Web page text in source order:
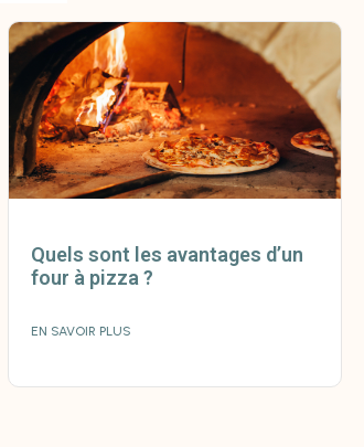
Quels sont les avantages d’un
four à pizza ?
EN SAVOIR PLUS